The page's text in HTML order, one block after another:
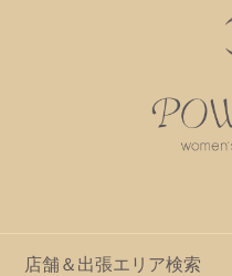
店舗＆出張エリア検索